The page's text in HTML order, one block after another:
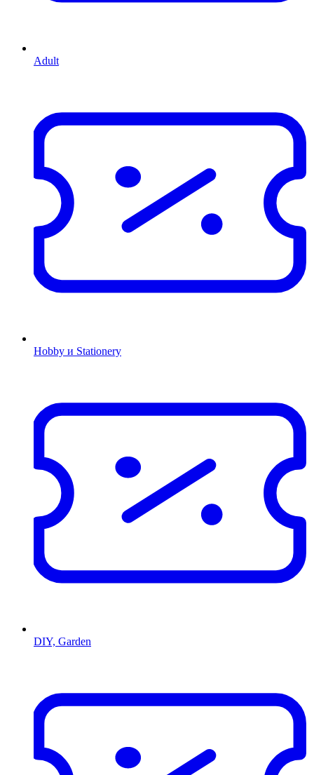
Adult
Hobby и Stationery
DIY, Garden